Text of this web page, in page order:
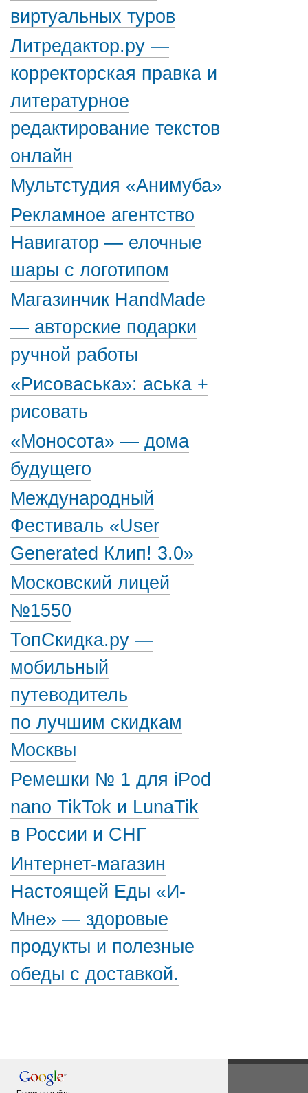
виртуальных туров
Литредактор.ру —
корректорская правка и
литературное
редактирование текстов
онлайн
Мультстудия «Анимуба»
Рекламное агентство
Навигатор — елочные
шары с логотипом
Магазинчик HandMade
— авторские подарки
ручной работы
«Рисоваська»: аська +
рисовать
«Моносота» — дома
будущего
Международный
Фестиваль «User
Generated Клип! 3.0»
Московский лицей
№1550
ТопСкидка.ру —
мобильный
путеводитель
по лучшим скидкам
Москвы
Ремешки № 1 для iPod
nano TikTok и LunaTik
в России и СНГ
Интернет-магазин
Настоящей Еды «И-
Мне» — здоровые
продукты и полезные
обеды с доставкой.